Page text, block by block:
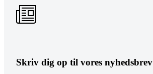
Skriv dig op til vores nyhedsbrev